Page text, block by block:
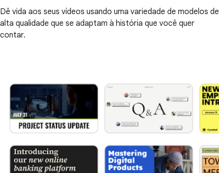
Dê vida aos seus vídeos usando uma variedade de modelos de
alta qualidade que se adaptam à história que você quer
contar.